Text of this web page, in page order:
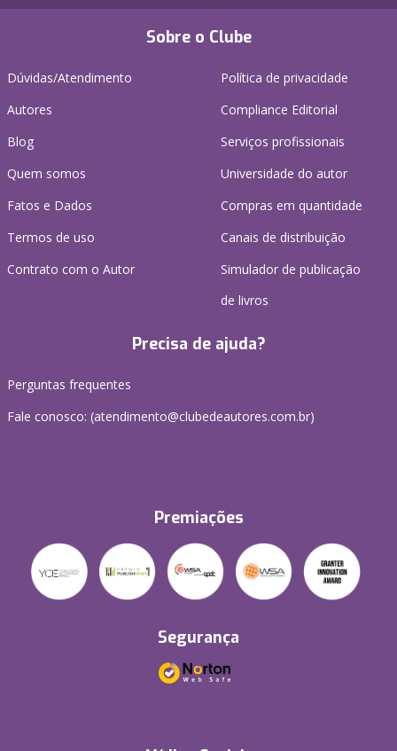
Sobre o Clube
Dúvidas/Atendimento
Autores
Blog
Quem somos
Fatos e Dados
Termos de uso
Contrato com o Autor
Política de privacidade
Compliance Editorial
Serviços profissionais
Universidade do autor
Compras em quantidade
Canais de distribuição
Simulador de publicação
de livros
Precisa de ajuda?
Perguntas frequentes
Fale conosco: (atendimento@clubedeautores.com.br)
Premiações
Segurança